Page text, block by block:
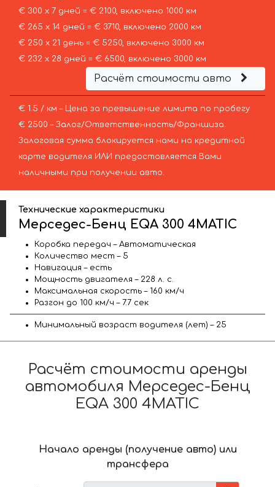
€ 300 х 7 дней = € 2100, включено 1000 км
€ 265 х 14 дней = € 3710, включено 2000 км
€ 250 х 21 день = € 5250, включено 3000 км
€ 232 х 28 дней = € 6500, включено 3000 км
Расчёт стоимости авто
€ 1.5 / км – Цена за превышение лимита по пробегу
€ 2500 – Залог/Ответственность/Франшиза.
Залоговая сумма блокируется нами на кредитной
карте водителя ИЛИ предоставляется Вами
наличными при получении авто.
Технические характеристики
Мерседес-Бенц EQA 300 4MATIC
Коробка передач – Автоматическая
Количество мест – 5
Навигация – есть
Мощность двигателя – 228 л. с.
Максимальная скорость – 160 км/ч
Разгон до 100 км/ч – 7.7 сек
Минимальный возраст водителя (лет) – 25
Расчёт стоимости аренды
автомобиля Мерседес-Бенц
EQA 300 4MATIC
Начало аренды (получение авто) или
трансфера